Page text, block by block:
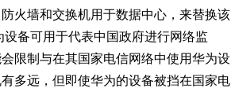
火墙和交换机用于数据中心，来替换该
备可用于代表中国政府进行网络监
限制与在其国家电信网络中使用华为设
多远，但即使华为的设备被挡在国家电